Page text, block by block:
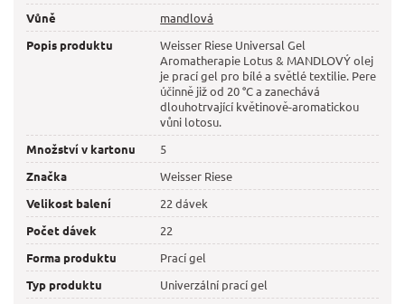
Vůně
mandlová
Popis produktu
Weisser Riese Universal Gel
Aromatherapie Lotus & MANDLOVÝ olej
je prací gel pro bílé a světlé textilie. Pere
účinně již od 20 °C a zanechává
dlouhotrvající květinově-aromatickou
vůni lotosu.
Množství v kartonu
5
Značka
Weisser Riese
Velikost balení
22 dávek
Počet dávek
22
Forma produktu
Prací gel
Typ produktu
Univerzální prací gel